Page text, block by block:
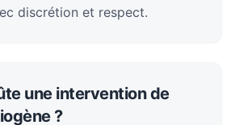
discrétion et respect.
une intervention de
?